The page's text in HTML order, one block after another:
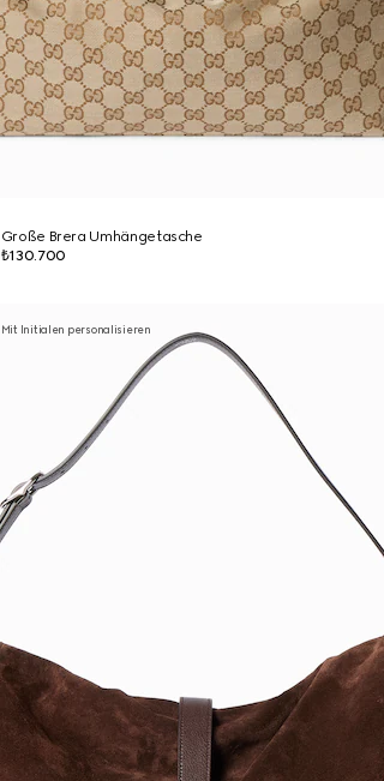
Große Brera Umhängetasche
₺130.700
Mit Initialen personalisieren